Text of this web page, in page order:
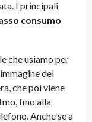
I principali
consumo
che usiamo per
del
che poi viene
fino alla
Anche se a